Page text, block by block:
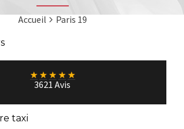
Accueil Paris 19
★ ★ ★ ★ ★
3621 Avis
taxi